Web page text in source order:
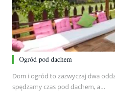
Ogród pod dachem
Dom i ogród to zazwyczaj dwa
spędzamy czas pod dachem, a…